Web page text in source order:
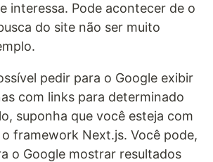
interessa. Pode acontecer de o
do site não ser muito
pedir para o Google exibir
com links para determinado
suponha que você esteja com
framework Next.js. Você pode,
o Google mostrar resultados